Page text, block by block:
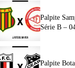
Palpite
Série B –
Palpite